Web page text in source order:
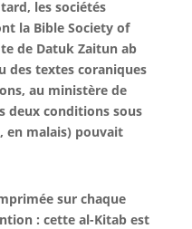
les sociétés
la Bible Society of
de Datuk Zaitun ab
des textes coraniques
au ministère de
deux conditions sous
en malais) pouvait
sur chaque
: cette al-Kitab est